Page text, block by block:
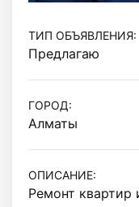
ТИП ОБЪЯВЛЕНИЯ:
Предлагаю
ГОРОД:
Алматы
ОПИСАНИЕ:
Ремонт